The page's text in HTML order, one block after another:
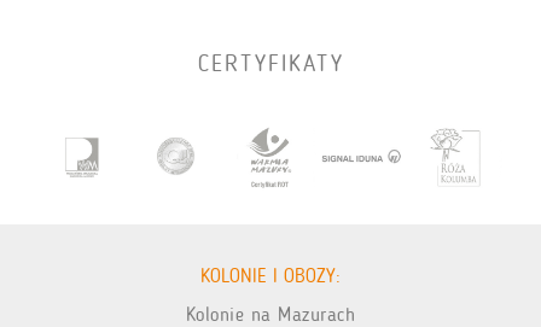
CERTYFIKATY
KOLONIE I OBOZY:
Kolonie na Mazurach